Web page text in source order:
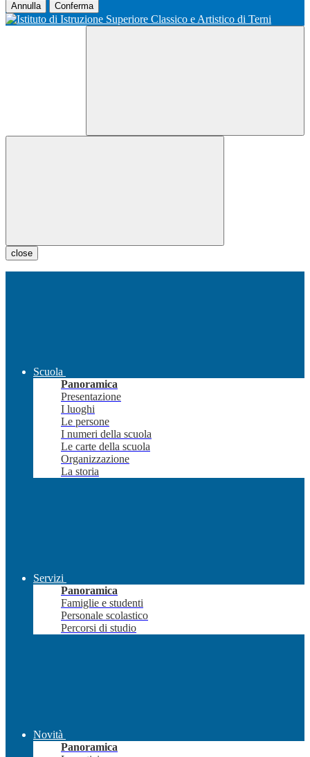
Annulla Conferma
close
Scuola
Panoramica
Presentazione
I luoghi
Le persone
I numeri della scuola
Le carte della scuola
Organizzazione
La storia
Servizi
Panoramica
Famiglie e studenti
Personale scolastico
Percorsi di studio
Novità
Panoramica